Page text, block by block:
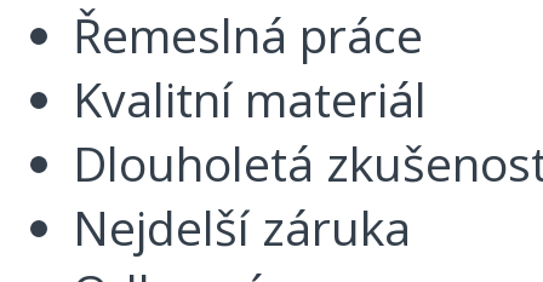
Řemeslná práce
Kvalitní materiál
Dlouholetá
Nejdelší záruka